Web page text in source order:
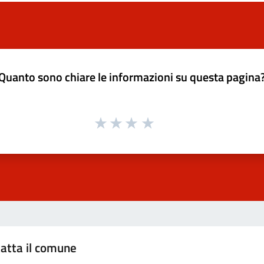
sono chiare le informazioni su questa
il comune